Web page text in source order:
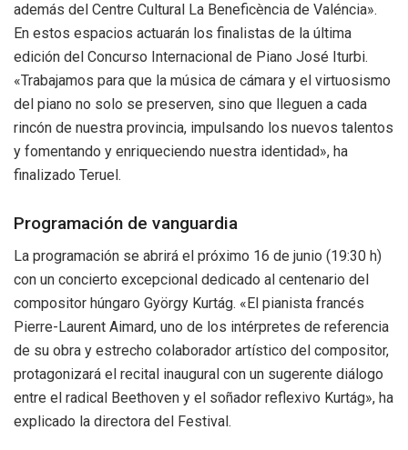
además del Centre Cultural La Beneficència de Valéncia».
En estos espacios actuarán los finalistas de la última
edición del Concurso Internacional de Piano José Iturbi.
«Trabajamos para que la música de cámara y el virtuosismo
del piano no solo se preserven, sino que lleguen a cada
rincón de nuestra provincia, impulsando los nuevos talentos
y fomentando y enriqueciendo nuestra identidad», ha
finalizado Teruel.
Programación de vanguardia
La programación se abrirá el próximo 16 de junio (19:30 h)
con un concierto excepcional dedicado al centenario del
compositor húngaro György Kurtág. «El pianista francés
Pierre-Laurent Aimard, uno de los intérpretes de referencia
de su obra y estrecho colaborador artístico del compositor,
protagonizará el recital inaugural con un sugerente diálogo
entre el radical Beethoven y el soñador reflexivo Kurtág», ha
explicado la directora del Festival.